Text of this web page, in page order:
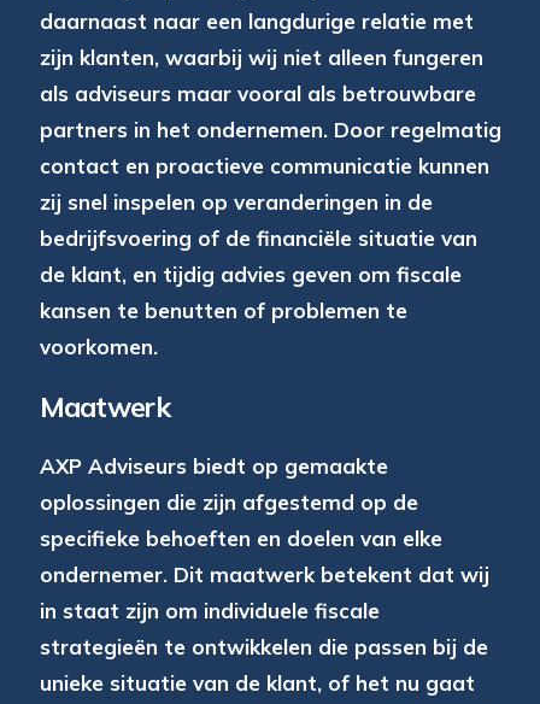
daarnaast naar een langdurige relatie met
zijn klanten, waarbij wij niet alleen fungeren
als adviseurs maar vooral als betrouwbare
partners in het ondernemen. Door regelmatig
contact en proactieve communicatie kunnen
zij snel inspelen op veranderingen in de
bedrijfsvoering of de financiële situatie van
de klant, en tijdig advies geven om fiscale
kansen te benutten of problemen te
voorkomen.
Maatwerk
AXP Adviseurs biedt op gemaakte
oplossingen die zijn afgestemd op de
specifieke behoeften en doelen van elke
ondernemer. Dit maatwerk betekent dat wij
in staat zijn om individuele fiscale
strategieën te ontwikkelen die passen bij de
unieke situatie van de klant, of het nu gaat